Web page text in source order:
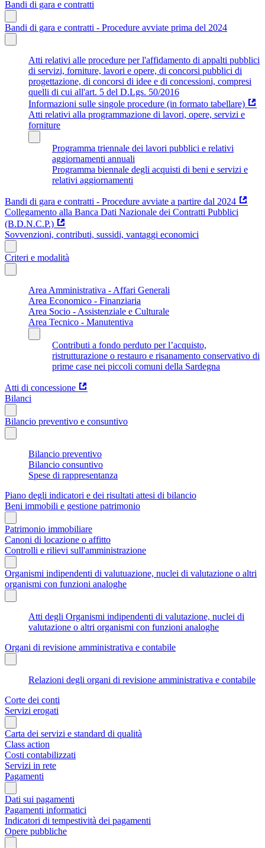
Bandi di gara e contratti
Bandi di gara e contratti - Procedure avviate prima del 2024
Atti relativi alle procedure per l'affidamento di appalti pubblici
di servizi, forniture, lavori e opere, di concorsi pubblici di
progettazione, di concorsi di idee e di concessioni, compresi
quelli di cui all'art. 5 del D.Lgs. 50/2016
Informazioni sulle singole procedure (in formato tabellare)
Atti relativi alla programmazione di lavori, opere, servizi e
forniture
Programma triennale dei lavori pubblici e relativi
aggiornamenti annuali
Programma biennale degli acquisti di beni e servizi e
relativi aggiornamenti
Bandi di gara e contratti - Procedure avviate a partire dal 2024
Collegamento alla Banca Dati Nazionale dei Contratti Pubblici
(B.D.N.C.P.)
Sovvenzioni, contributi, sussidi, vantaggi economici
Criteri e modalità
Area Amministrativa - Affari Generali
Area Economico - Finanziaria
Area Socio - Assistenziale e Culturale
Area Tecnico - Manutentiva
Contributi a fondo perduto per l’acquisto,
ristrutturazione o restauro e risanamento conservativo di
prime case nei piccoli comuni della Sardegna
Atti di concessione
Bilanci
Bilancio preventivo e consuntivo
Bilancio preventivo
Bilancio consuntivo
Spese di rappresentanza
Piano degli indicatori e dei risultati attesi di bilancio
Beni immobili e gestione patrimonio
Patrimonio immobiliare
Canoni di locazione o affitto
Controlli e rilievi sull'amministrazione
Organismi indipendenti di valutuazione, nuclei di valutazione o altri
organismi con funzioni analoghe
Atti degli Organismi indipendenti di valutazione, nuclei di
valutazione o altri organismi con funzioni analoghe
Organi di revisione amministrativa e contabile
Relazioni degli organi di revisione amministrativa e contabile
Corte dei conti
Servizi erogati
Carta dei servizi e standard di qualità
Class action
Costi contabilizzati
Servizi in rete
Pagamenti
Dati sui pagamenti
Pagamenti informatici
Indicatori di tempestività dei pagamenti
Opere pubbliche